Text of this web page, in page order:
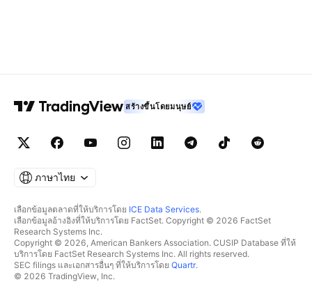
สร้างขึ้นโดยมนุษย์
ภาษาไทย
เลือกข้อมูลตลาดที่ให้บริการโดย ICE Data Services.
เลือกข้อมูลอ้างอิงที่ให้บริการโดย FactSet. Copyright © 2026 FactSet
Research Systems Inc.
Copyright © 2026, American Bankers Association. CUSIP Database ที่ให้
บริการโดย FactSet Research Systems Inc. All rights reserved.
SEC filings และเอกสารอื่นๆ ที่ให้บริการโดย Quartr.
© 2026 TradingView, Inc.